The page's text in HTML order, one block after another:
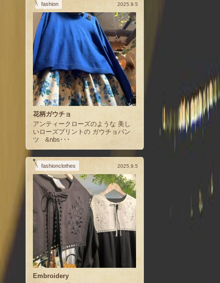
fashion 2025.9.5
花柄ガウチョ
アンティークローズのような 美し
いローズプリントの ガウチョパン
ツ &nbs･･･
fashionclothes 2025.9.5
Embroidery